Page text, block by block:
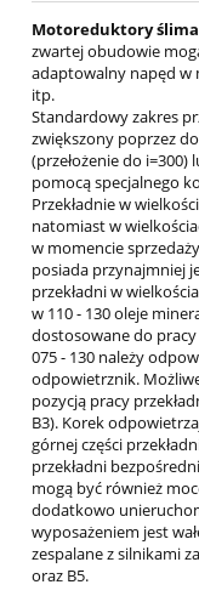
Motoreduktory
zwartej obudowie
adaptowalny napęd w
itp.
Standardowy zakres
zwiększony poprzez
(przełożenie do i=300)
pomocą specjalnego
Przekładnie w
natomiast w
w momencie
posiada przynajmniej
przekładni w
w 110 - 130 oleje
dostosowane do
075 - 130 należy
odpowietrznik.
pozycją pracy
B3). Korek
górnej części
przekładni
mogą być również
dodatkowo
wyposażeniem jest
zespalane z silnikami
oraz B5.